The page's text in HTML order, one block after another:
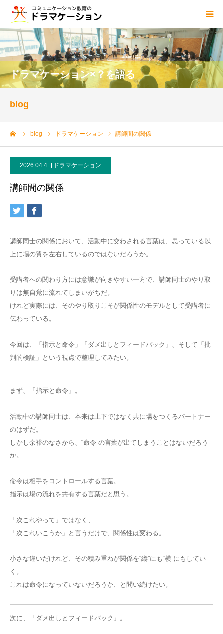
ドラマケーション×？を語る
blog
blog ドラマケーション 講師間の関係
2026.04.4 ドラマケーション
講師間の関係
講師同士の関係において、活動中に交わされる言葉は、思っている以
上に場の質を左右しているのではないだろうか。
受講者への関わり方には意識が向きやすい一方で、講師同士のやり取
りは無自覚に流れてしまいがちだ。
けれど実際には、そのやり取りこそが関係性のモデルとして受講者に
伝わっている。
今回は、「指示と命令」「ダメ出しとフィードバック」、そして「批
判的検証」という視点で整理してみたい。
まず、「指示と命令」。
活動中の講師同士は、本来は上下ではなく共に場をつくるパートナー
のはずだ。
しかし余裕のなさから、“命令”の言葉が出てしまうことはないだろう
か。
命令は相手をコントロールする言葉。
指示は場の流れを共有する言葉だと思う。
「次これやって」ではなく、
「次これいこうか」と言うだけで、関係性は変わる。
小さな違いだけれど、その積み重ねが関係を“縦”にも“横”にもしてい
く。
これは命令になっていないだろうか、と問い続けたい。
次に、「ダメ出しとフィードバック」。
ドラマケーションとは
blog
センター概要
ご依頼・お問い合わせ